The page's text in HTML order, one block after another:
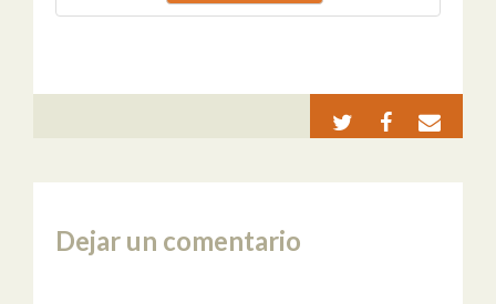
Dejar un comentario